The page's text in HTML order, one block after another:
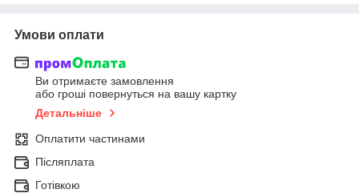
Умови оплати
Ви отримаєте замовлення
або гроші повернуться на вашу картку
Детальніше
Оплатити частинами
Післяплата
Готівкою